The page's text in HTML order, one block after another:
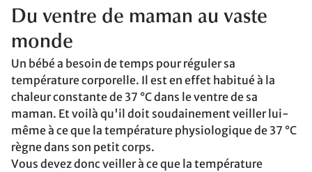
Du ventre de maman au vaste
monde
Un bébé a besoin de temps pour réguler sa
température corporelle. Il est en effet habitué à la
chaleur constante de 37 °C dans le ventre de sa
maman. Et voilà qu'il doit soudainement veiller lui-
même à ce que la température physiologique de 37 °C
règne dans son petit corps.
Vous devez donc veiller à ce que la température